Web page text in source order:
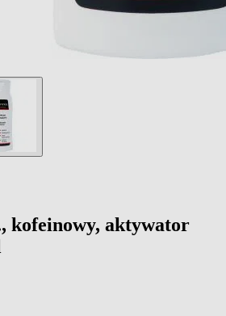
kofeinowy, aktywator